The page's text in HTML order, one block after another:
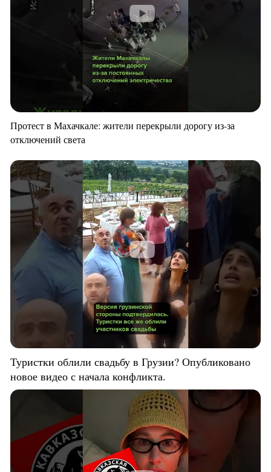
Протест в Махачкале: жители перекрыли дорогу из-за
отключений света
Туристки облили свадьбу в Грузии? Опубликовано
новое видео с начала конфликта.